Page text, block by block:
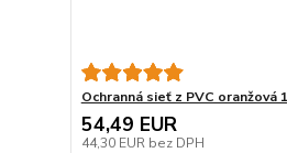
Ochranná sieť z PVC oranžová
54,49 EUR
44,30 EUR bez DPH